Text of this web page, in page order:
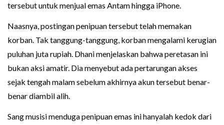
tersebut untuk menjual emas Antam hingga iPhone.
Naasnya, postingan penipuan tersebut telah memakan
korban. Tak tanggung-tanggung, korban mengalami kerugian
puluhan juta rupiah. Dhani menjelaskan bahwa peretasan ini
bukan aksi amatir. Dia menyebut ada pertarungan akses
sejak tengah malam sebelum akhirnya akun tersebut benar-
benar diambil alih.
Sang musisi menduga penipuan emas ini hanyalah kedok dari